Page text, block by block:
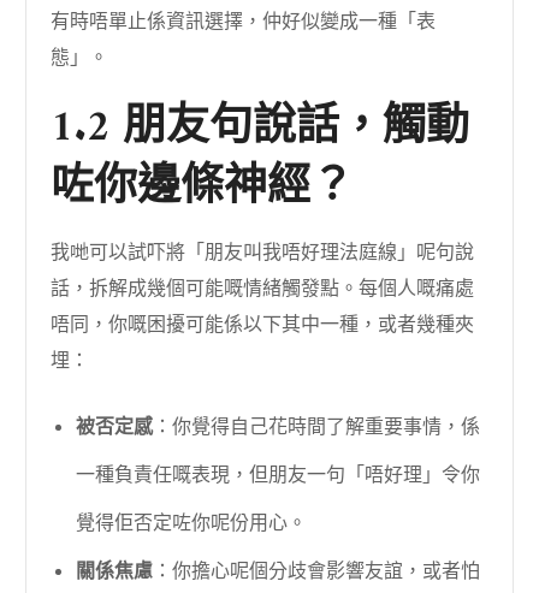
有時唔單止係資訊選擇，仲好似變成一種「表
態」。
1.2 朋友句說話，觸動
咗你邊條神經？
我哋可以試吓將「朋友叫我唔好理法庭線」呢句說
話，拆解成幾個可能嘅情緒觸發點。每個人嘅痛處
唔同，你嘅困擾可能係以下其中一種，或者幾種夾
埋：
被否定感：你覺得自己花時間了解重要事情，係
一種負責任嘅表現，但朋友一句「唔好理」令你
覺得佢否定咗你呢份用心。
關係焦慮 ：你擔心呢個分歧會影響友誼，或者怕